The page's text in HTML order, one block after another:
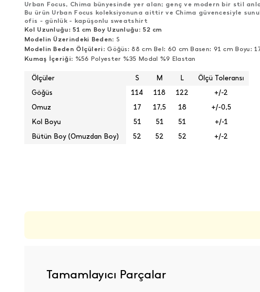
Urban Focus, Chima bünyesinde yer alan; genç ve modern bir stil
Bu ürün Urban Focus koleksiyonuna aittir ve Chima güvencesiyle
ofis - günlük - kapüşonlu sweatshirt
Kol Uzunluğu: 51 cm Boy Uzunluğu : 52 cm
Modelin Üzerindeki Beden: S
Modelin Beden Ölçüleri : Göğüs: 88 cm Bel: 60 cm Basen: 91 cm Boyu:
Kumaş İçeriği: %56 Polyester %35 Modal %9 Elastan
Ölçüler S M L
Ölçü Toleransı
Göğüs
114 118 122
+/-2
Omuz
17 17,5 18
+/-0,5
Kol Boyu
51 51 51
+/-1
Bütün Boy (Omuzdan Boy)
52 52 52 +/-2
Tamamlayıcı Parçalar